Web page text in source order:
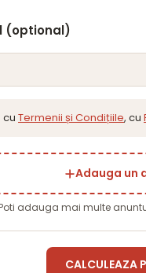
(optional)
cu Termenii și Condițiile, cu
Adauga un
adauga mai multe
CALCULEAZA